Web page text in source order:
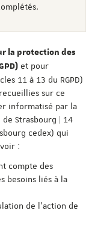
la protection des
et pour
11 à 13 du RGPD)
sur ce
informatisé par la
Strasbourg | 14
cedex) qui
:
compte des
besoins liés à la
de l'action de